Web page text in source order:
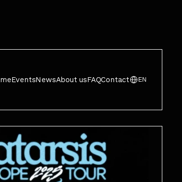
EventsNewsAbout usFAQContact EN